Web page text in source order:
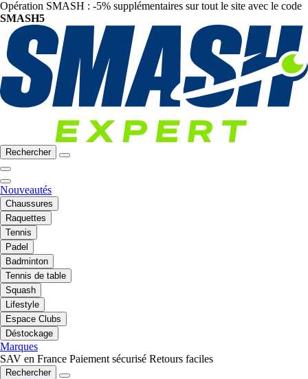
Opération SMASH : -5% supplémentaires sur tout le site avec le code
SMASH5
Rechercher
Nouveautés
Chaussures
Raquettes
Tennis
Padel
Badminton
Tennis de table
Squash
Lifestyle
Espace Clubs
Déstockage
Marques
SAV en France Paiement sécurisé Retours faciles
Rechercher